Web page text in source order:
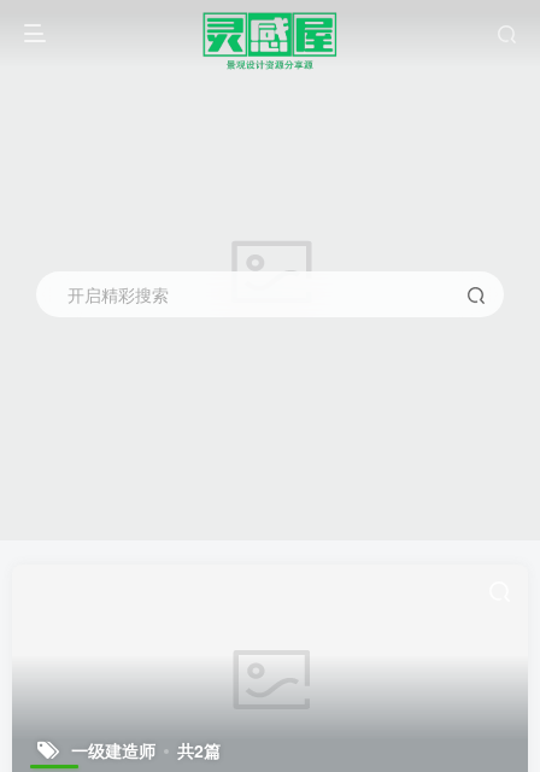
开启精彩搜索
一级建造师 共2篇